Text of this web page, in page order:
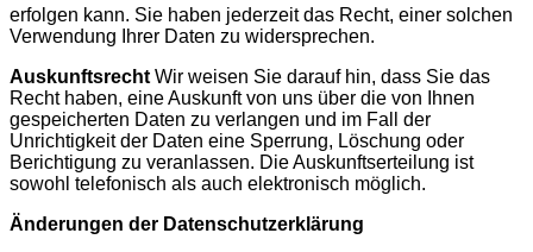
erfolgen kann. Sie haben jederzeit das Recht, einer solchen
Verwendung Ihrer Daten zu widersprechen.
Auskunftsrecht Wir weisen Sie darauf hin, dass Sie das
Recht haben, eine Auskunft von uns über die von Ihnen
gespeicherten Daten zu verlangen und im Fall der
Unrichtigkeit der Daten eine Sperrung, Löschung oder
Berichtigung zu veranlassen. Die Auskunftserteilung ist
sowohl telefonisch als auch elektronisch möglich.
Änderungen der Datenschutzerklärung